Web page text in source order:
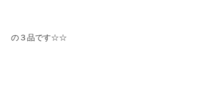
の３品です☆☆